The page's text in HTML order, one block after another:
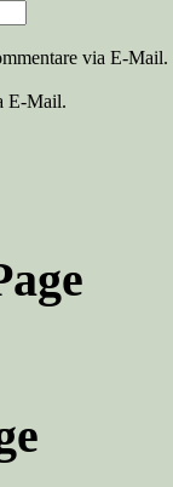
via E-Mail.
E-Mail.